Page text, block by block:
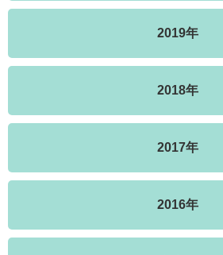
2019年
2018年
2017年
2016年